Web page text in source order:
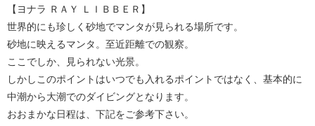
【ヨナラ ＲＡＹ ＬＩＢＢＥＲ】
世界的にも珍しく砂地でマンタが見られる場所です。
砂地に映えるマンタ。至近距離での観察。
ここでしか、見られない光景。
しかしこのポイントはいつでも入れるポイントではなく、基本的に
中潮から大潮でのダイビングとなります。
おおまかな日程は、下記をご参考下さい。